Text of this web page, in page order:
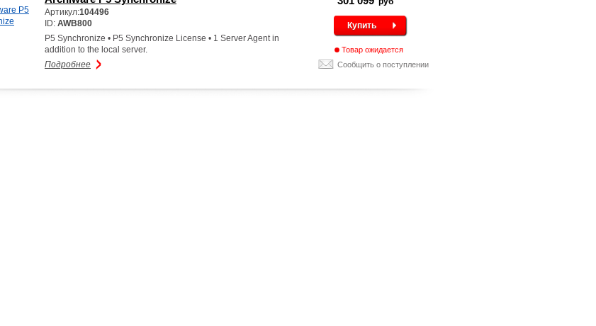
Артикул:104496
ID: AWB800
P5 Synchronize • P5 Synchronize License • 1 Server Agent in
addition to the local server.
Подробнее
Купить
Товар ожидается
Сообщить о поступлении